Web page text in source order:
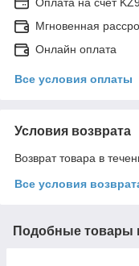
Мгновенная
Онлайн оплата
Все условия оплаты
Условия возврата
Возврат товара в
Все условия
Подобные товары